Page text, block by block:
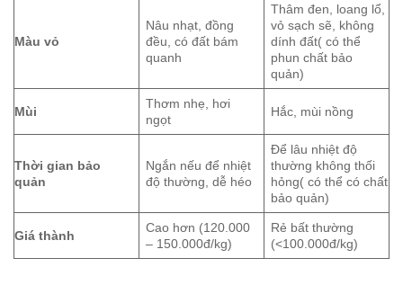
Màu vỏ
Nâu nhạt, đồng
đều, có đất bám
quanh
Thâm đen, loang lổ,
vỏ sạch sẽ, không
dính đất( có thể
phun chất bảo
quản)
Mùi
Thơm nhẹ, hơi
ngọt
Hắc, mùi nồng
Thời gian bảo
quản
Ngắn nếu để nhiệt
độ thường, dễ héo
Để lâu nhiệt độ
thường không thối
hỏng( có thể có chất
bảo quản)
Giá thành
Cao hơn (120.000
– 150.000đ/kg)
Rẻ bất thường
(<100.000đ/kg)